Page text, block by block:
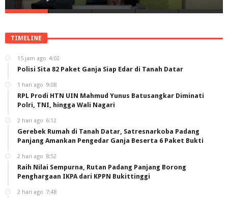
TIMELINE
15 jam ago 4:02
Polisi Sita 82 Paket Ganja Siap Edar di Tanah Datar
1 hari ago 9:08
RPL Prodi HTN UIN Mahmud Yunus Batusangkar Diminati
Polri, TNI, hingga Wali Nagari
2 hari ago 6:12
Gerebek Rumah di Tanah Datar, Satresnarkoba Padang
Panjang Amankan Pengedar Ganja Beserta 6 Paket Bukti
2 hari ago 8:52
Raih Nilai Sempurna, Rutan Padang Panjang Borong
Penghargaan IKPA dari KPPN Bukittinggi
2 hari ago 7:48